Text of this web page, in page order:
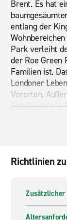
Brent. Es hat
entlang der
Park verleiht
der Roe
Familien ist.
Londoner
Vororten.
Straßennetz in
breiteren M1-
praktische
Ein Mietwagen
nach Norden
langsameren
Unternehmen.
Richtlinien